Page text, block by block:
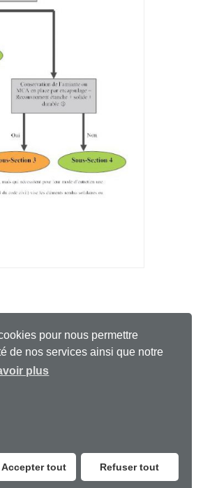
pour nous permettre
de nos services ainsi que notre
plus
Accepter tout Refuser tout